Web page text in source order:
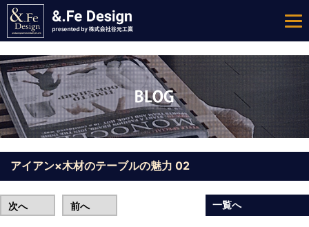
アイアン×木材のテーブルの魅力 02
次へ 前へ 一覧へ